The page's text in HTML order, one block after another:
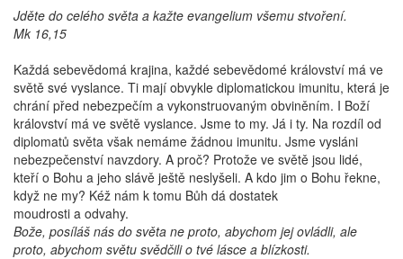
Jděte do celého světa a kažte evangelium všemu stvoření.
Mk 16,15
Každá sebevědomá krajina, každé sebevědomé království má ve
světě své vyslance. Ti mají obvykle diplomatickou imunitu, která je
chrání před nebezpečím a vykonstruovaným obviněním. I Boží
království má ve světě vyslance. Jsme to my. Já i ty. Na rozdíl od
diplomatů světa však nemáme žádnou imunitu. Jsme vysláni
nebezpečenství navzdory. A proč? Protože ve světě jsou lidé,
kteří o Bohu a jeho slávě ještě neslyšeli. A kdo jim o Bohu řekne,
když ne my? Kéž nám k tomu Bůh dá dostatek
moudrosti a odvahy.
Bože, posíláš nás do světa ne proto, abychom jej ovládli, ale
proto, abychom světu svědčili o tvé lásce a blízkosti.